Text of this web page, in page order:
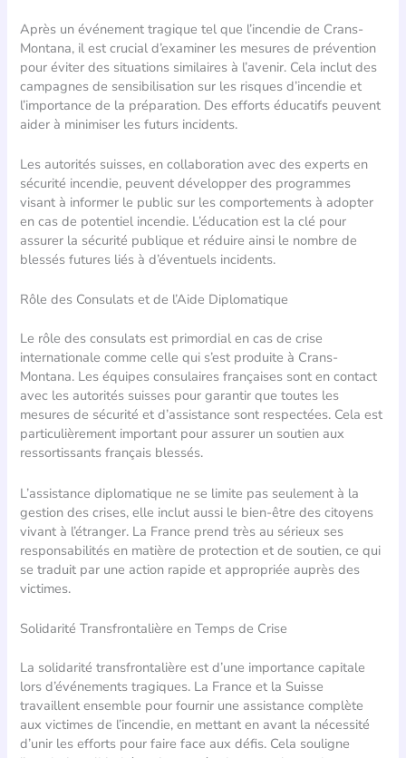
Après un événement tragique tel que l’incendie de Crans-
Montana, il est crucial d’examiner les mesures de prévention
pour éviter des situations similaires à l’avenir. Cela inclut des
campagnes de sensibilisation sur les risques d’incendie et
l’importance de la préparation. Des efforts éducatifs peuvent
aider à minimiser les futurs incidents.
Les autorités suisses, en collaboration avec des experts en
sécurité incendie, peuvent développer des programmes
visant à informer le public sur les comportements à adopter
en cas de potentiel incendie. L’éducation est la clé pour
assurer la sécurité publique et réduire ainsi le nombre de
blessés futures liés à d’éventuels incidents.
Rôle des Consulats et de l’Aide Diplomatique
Le rôle des consulats est primordial en cas de crise
internationale comme celle qui s’est produite à Crans-
Montana. Les équipes consulaires françaises sont en contact
avec les autorités suisses pour garantir que toutes les
mesures de sécurité et d’assistance sont respectées. Cela est
particulièrement important pour assurer un soutien aux
ressortissants français blessés.
L’assistance diplomatique ne se limite pas seulement à la
gestion des crises, elle inclut aussi le bien-être des citoyens
vivant à l’étranger. La France prend très au sérieux ses
responsabilités en matière de protection et de soutien, ce qui
se traduit par une action rapide et appropriée auprès des
victimes.
Solidarité Transfrontalière en Temps de Crise
La solidarité transfrontalière est d’une importance capitale
lors d’événements tragiques. La France et la Suisse
travaillent ensemble pour fournir une assistance complète
aux victimes de l’incendie, en mettant en avant la nécessité
d’unir les efforts pour faire face aux défis. Cela souligne